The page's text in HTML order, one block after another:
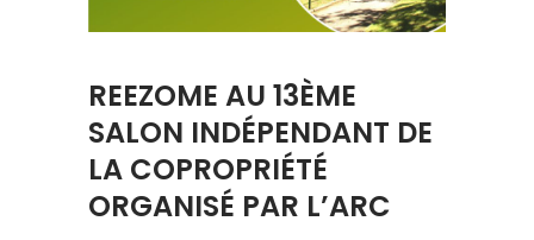
REEZOME AU 13ÈME
SALON INDÉPENDANT DE
LA COPROPRIÉTÉ
ORGANISÉ PAR L’ARC